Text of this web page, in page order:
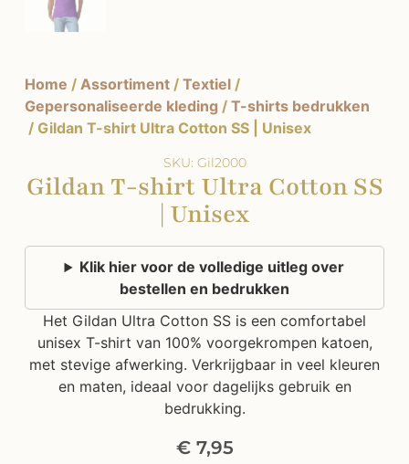
Home / Assortiment/ Textiel/
Gepersonaliseerde kleding / T-shirts bedrukken
/ Gildan T-shirt Ultra Cotton SS | Unisex
SKU: Gil2000
Gildan T-shirt Ultra Cotton SS
| Unisex
Klik hier voor de volledige uitleg over
bestellen en bedrukken
Het Gildan Ultra Cotton SS is een comfortabel
unisex T-shirt van 100% voorgekrompen katoen,
met stevige afwerking. Verkrijgbaar in veel kleuren
en maten, ideaal voor dagelijks gebruik en
bedrukking.
€7,95